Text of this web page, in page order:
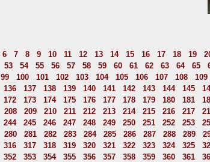
6 7 8 9 10 11 12 13 14 15 16 17 18 19
53 54 55 56 57 58 59 60 61 62 63 64 65
99 100 101 102 103 104 105 106 107 108 109
136 137 138 139 140 141 142 143 144 145
172 173 174 175 176 177 178 179 180 181
208 209 210 211 212 213 214 215 216 217
244 245 246 247 248 249 250 251 252 253
280 281 282 283 284 285 286 287 288 289
316 317 318 319 320 321 322 323 324 325
352 353 354 355 356 357 358 359 360 361